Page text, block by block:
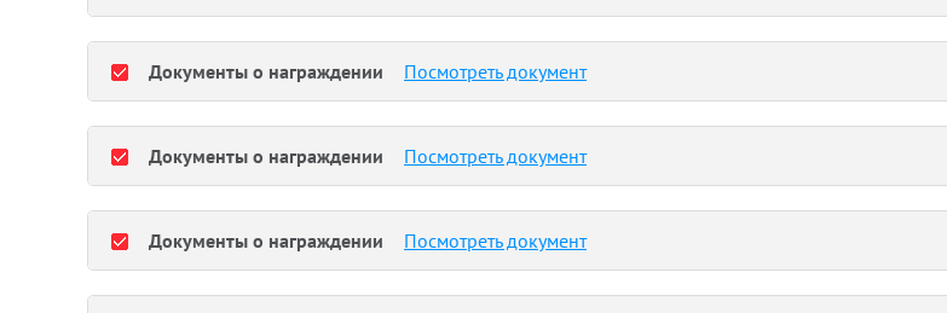
Документы о награждении Посмотреть документ
Документы о награждении Посмотреть документ
Документы о награждении Посмотреть документ